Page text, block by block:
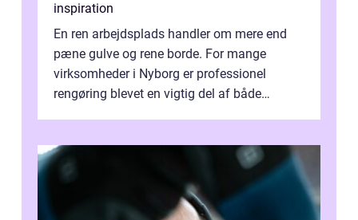
inspiration
En ren arbejdsplads handler om mere end
pæne gulve og rene borde. For mange
virksomheder i Nyborg er professionel
rengøring blevet en vigtig del af både